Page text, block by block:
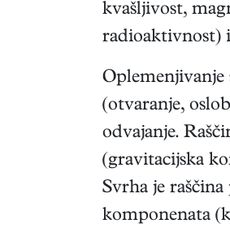
kvašljivost,
radioaktivnost)
Oplemenjivanje
(otvaranje,
odvajanje.
(gravitacijska
Svrha je
komponenata